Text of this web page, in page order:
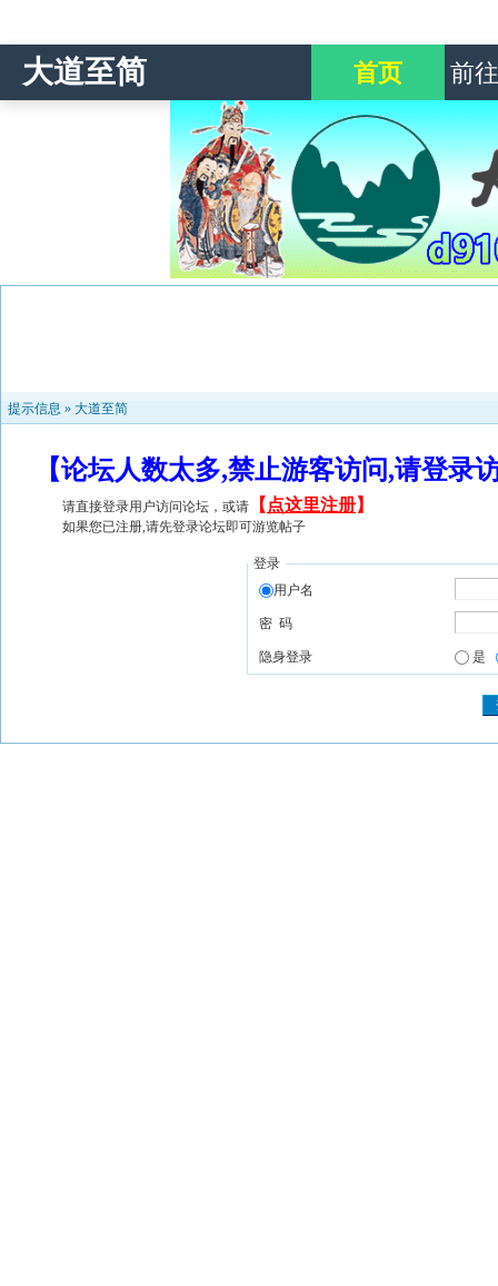
大道至简 首页 前
提示信息 » 大道至简
【论坛人数太多,禁止游客访问,请登
请直接登录用户访问论坛，或请 【 点这里注册】
如果您已注册,请先登录论坛即可游览帖子
登录
用户名
密 码
隐身登录 是